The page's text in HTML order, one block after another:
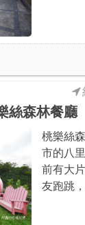
絲森林餐廳
桃樂絲
市的八
前有大
友跑跳